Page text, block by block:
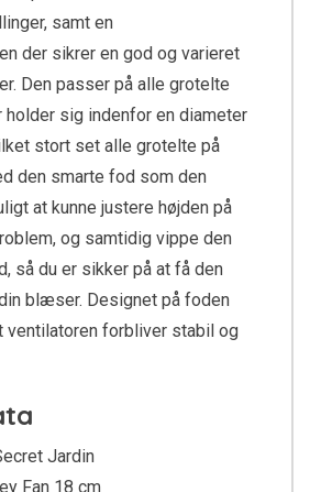
samt en
der sikrer en god og varieret
Den passer på alle grotelte
sig indenfor en diameter
stort set alle grotelte på
den smarte fod som den
at kunne justere højden på
og samtidig vippe den
så du er sikker på at få den
blæser. Designet på foden
ventilatoren forbliver stabil og
Jardin
Fan 18 cm